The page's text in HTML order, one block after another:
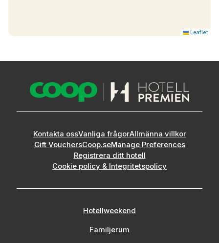
Leaflet
Kontakta ossVanliga frågorAllmänna villkor
Gift VouchersCoop.seManage Preferences
Registrera ditt hotell
Cookie policy & Integritetspolicy
Hotellweekend
Familjerum